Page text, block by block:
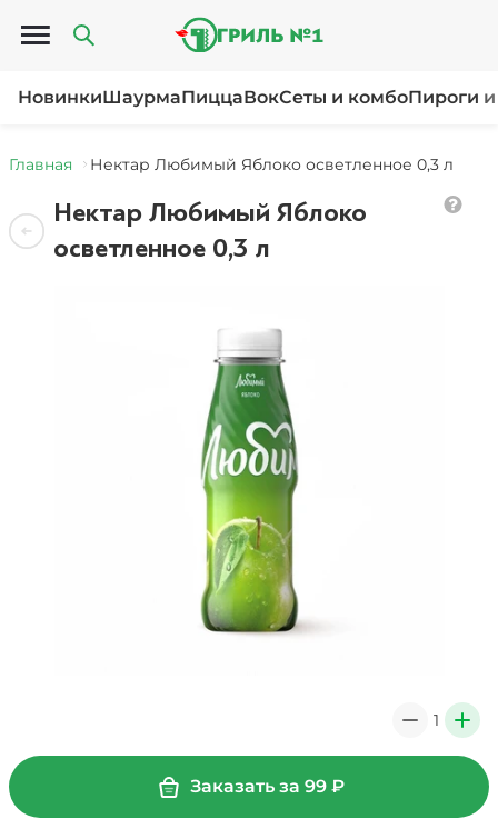
Открыть меню
НовинкиШаурмаПиццаВокСеты и комбоПироги
Главная Нектар Любимый Яблоко осветленное 0,3 л
Нектар Любимый Яблоко
осветленное 0,3 л
1 +
Заказать за 99 ₽